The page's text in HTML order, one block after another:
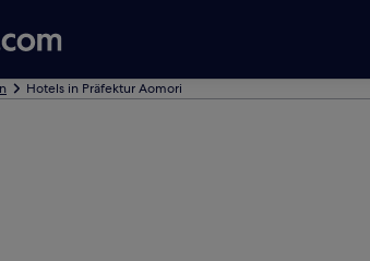
Hotels in Präfektur Aomori